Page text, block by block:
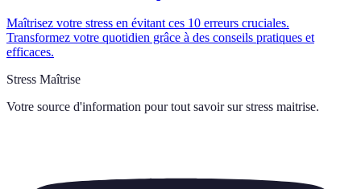
Maîtrisez votre stress en évitant ces 10 erreurs cruciales.
Transformez votre quotidien grâce à des conseils pratiques et
efficaces.
Stress Maîtrise
Votre source d'information pour tout savoir sur stress maitrise.